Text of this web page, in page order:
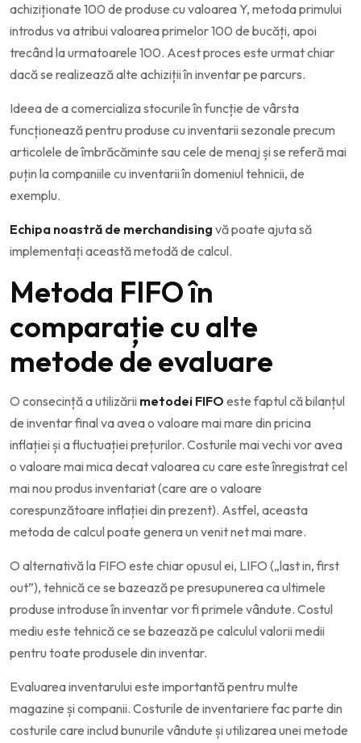
achiziționate 100 de produse cu valoarea Y, metoda primului
introdus va atribui valoarea primelor 100 de bucăți, apoi
trecând la urmatoarele 100. Acest proces este urmat chiar
dacă se realizează alte achiziții în inventar pe parcurs.
Ideea de a comercializa stocurile în funcție de vârsta
funcționează pentru produse cu inventarii sezonale precum
articolele de îmbrăcăminte sau cele de menaj și se referă mai
puțin la companiile cu inventarii în domeniul tehnicii, de
exemplu.
Echipa noastră de merchandising vă poate ajuta să
implementați această metodă de calcul.
Metoda FIFO în
comparație cu alte
metode de evaluare
O consecință a utilizării metodei FIFO este faptul că bilanțul
de inventar final va avea o valoare mai mare din pricina
inflației și a fluctuației prețurilor. Costurile mai vechi vor avea
o valoare mai mica decat valoarea cu care este înregistrat cel
mai nou produs inventariat (care are o valoare
corespunzătoare inflației din prezent). Astfel, aceasta
metoda de calcul poate genera un venit net mai mare.
O alternativă la FIFO este chiar opusul ei, LIFO („last in, first
out”), tehnică ce se bazează pe presupunerea ca ultimele
produse introduse în inventar vor fi primele vândute. Costul
mediu este tehnică ce se bazează pe calculul valorii medii
pentru toate produsele din inventar.
Evaluarea inventarului este importantă pentru multe
magazine și companii. Costurile de inventariere fac parte din
costurile care includ bunurile vândute și utilizarea unei metode